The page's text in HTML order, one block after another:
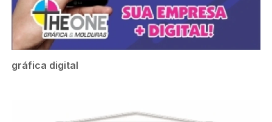
gráfica digital